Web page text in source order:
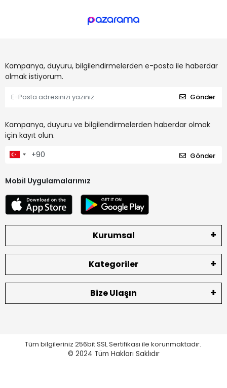
Kampanya, duyuru, bilgilendirmelerden e-posta ile haberdar
olmak istiyorum.
Gönder
Kampanya, duyuru ve bilgilendirmelerden haberdar olmak
için kayıt olun.
Gönder
Mobil Uygulamalarımız
Kurumsal
Kategoriler
Bize Ulaşın
Tüm bilgileriniz 256bit SSL Sertifikası ile korunmaktadır.
© 2024 Tüm Hakları Saklıdır